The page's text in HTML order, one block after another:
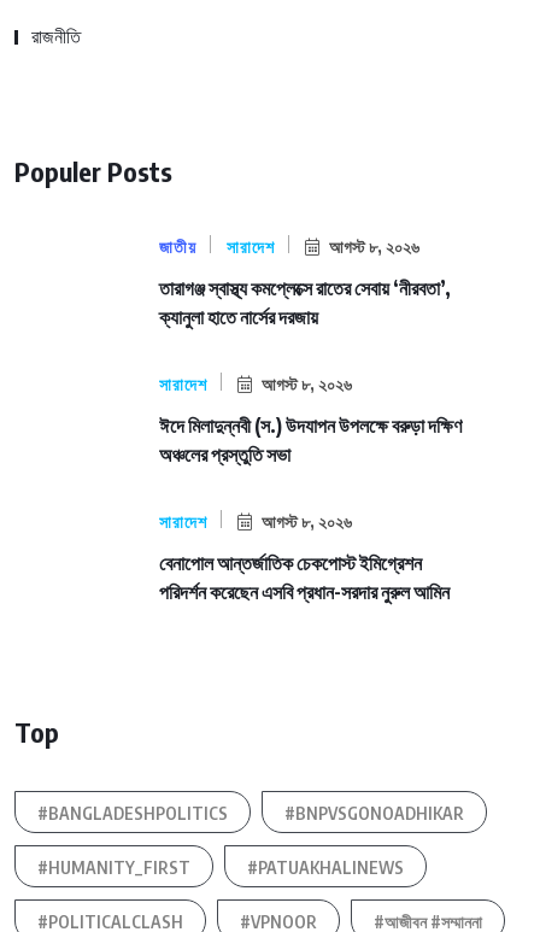
রাজনীতি
Populer Posts
জাতীয় সারাদেশ আগস্ট ৮, ২০২৬
তারাগঞ্জ স্বাস্থ্য কমপ্লেক্সে রাতের সেবায় ‘নীরবতা’,
ক্যানুলা হাতে নার্সের দরজায়
সারাদেশ আগস্ট ৮, ২০২৬
ঈদে মিলাদুন্নবী (স.) উদযাপন উপলক্ষে বরুড়া দক্ষিণ
অঞ্চলের প্রস্তুতি সভা
সারাদেশ আগস্ট ৮, ২০২৬
বেনাপোল আন্তর্জাতিক চেকপোস্ট ইমিগ্রেশন
পরিদর্শন করেছেন এসবি প্রধান-সরদার নুরুল আমিন
Top
#BANGLADESHPOLITICS #BNPVSGONOADHIKAR
#HUMANITY_FIRST #PATUAKHALINEWS
#POLITICALCLASH #VPNOOR #আজীবন #সম্মাননা